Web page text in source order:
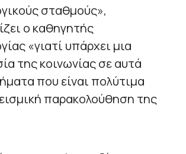
σταθμούς»,
ο καθηγητής
«γιατί υπάρχει μια
της κοινωνίας σε αυτά
που είναι πολύτιμα
παρακολούθηση της